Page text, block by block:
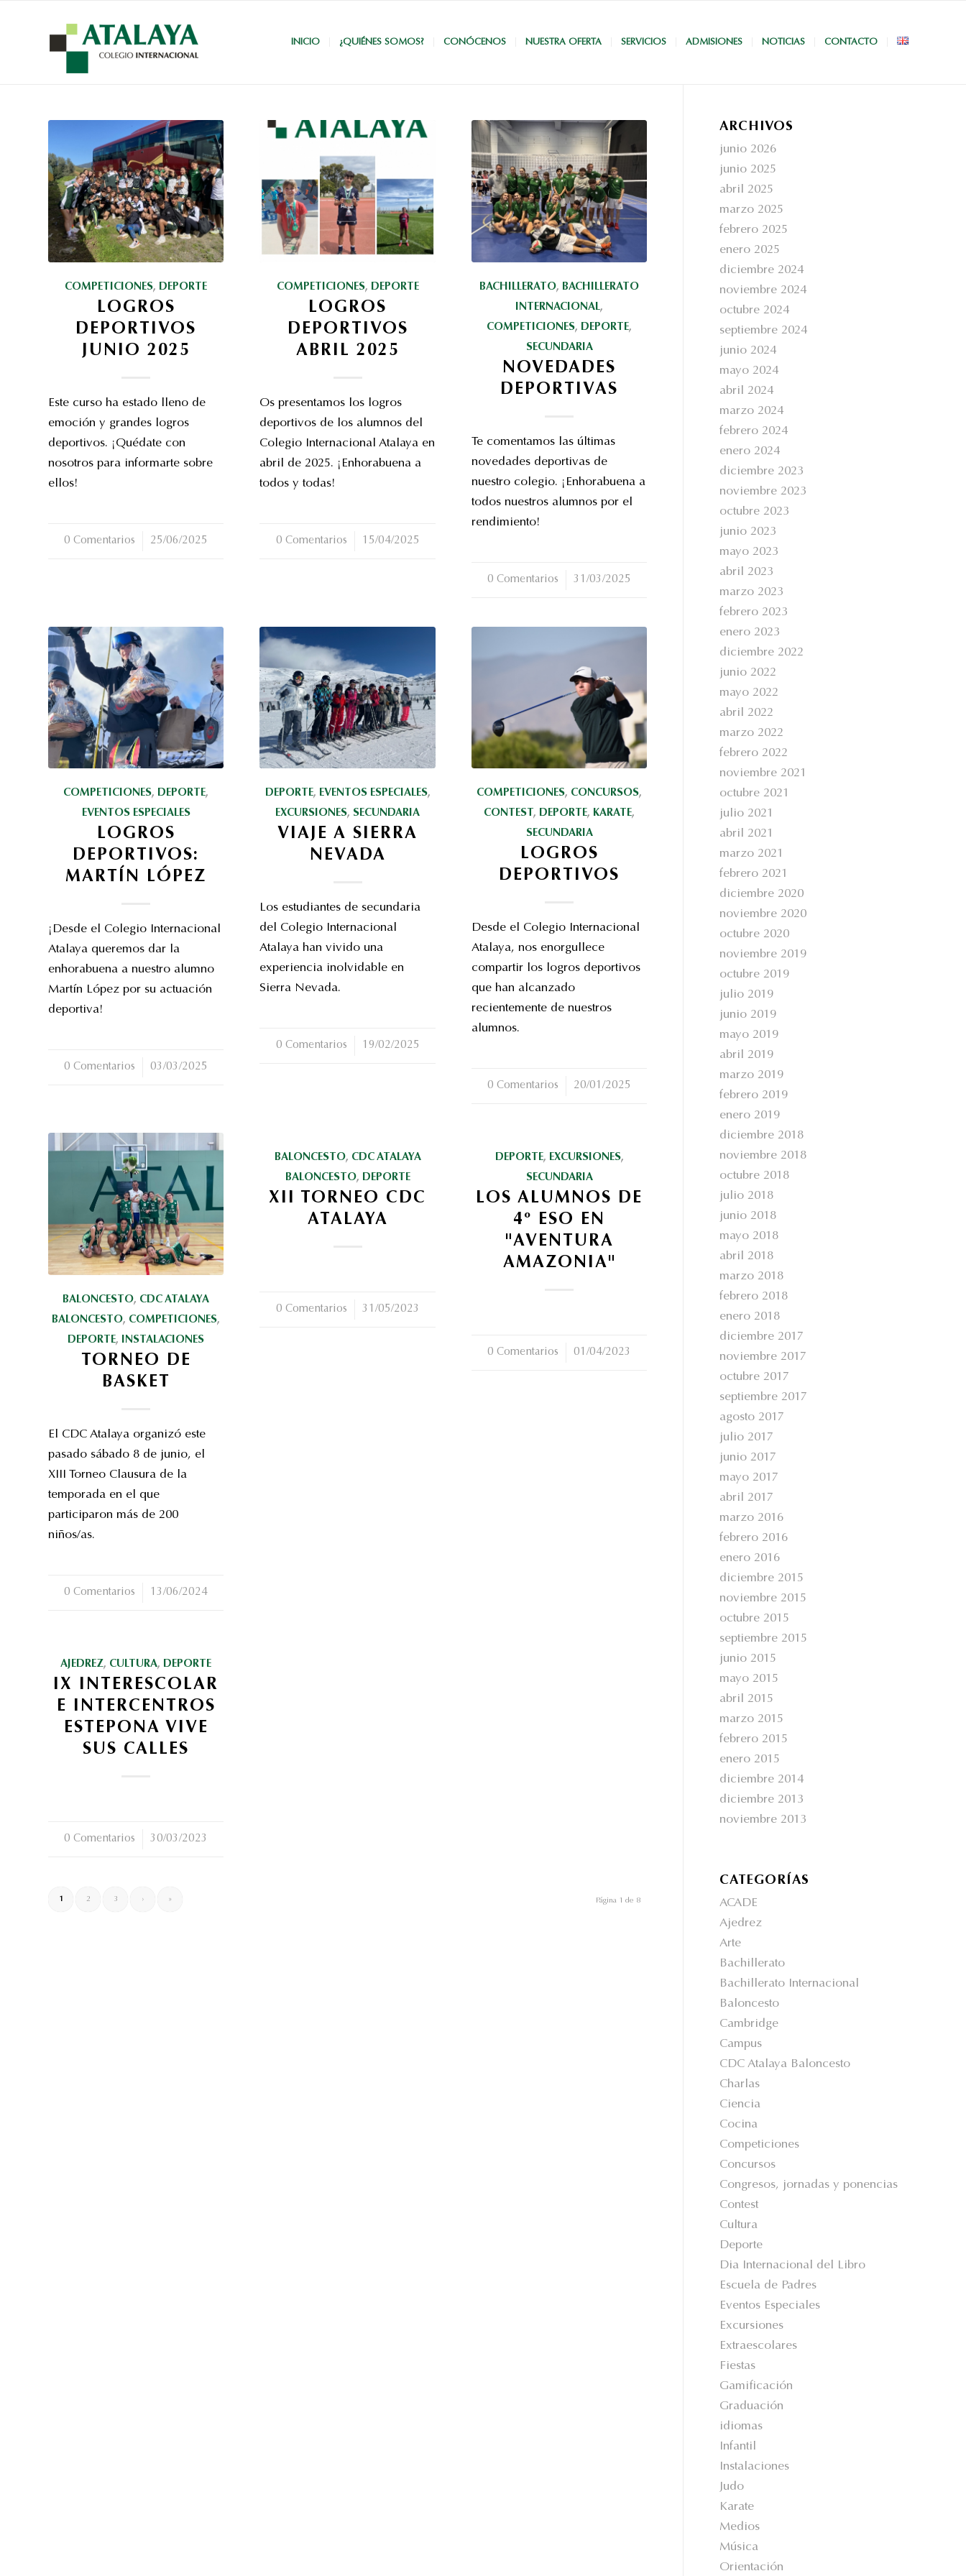
INICIO ¿QUIÉNES SOMOS? CONÓCENOS NUESTRA OFERTA SERVICIOS ADMISIONES NOTICIAS CONTACTO
COMPETICIONES, DEPORTE
LOGROS
DEPORTIVOS
JUNIO 2025
Este curso ha estado lleno de
emoción y grandes logros
deportivos. ¡Quédate con
nosotros para informarte sobre
ellos!
0 Comentarios
/ 25/06/2025
COMPETICIONES, DEPORTE
LOGROS
DEPORTIVOS
ABRIL 2025
Os presentamos los logros
deportivos de los alumnos del
Colegio Internacional Atalaya en
abril de 2025. ¡Enhorabuena a
todos y todas!
0 Comentarios
/ 15/04/2025
BACHILLERATO, BACHILLERATO
INTERNACIONAL,
COMPETICIONES, DEPORTE,
SECUNDARIA
NOVEDADES
DEPORTIVAS
Te comentamos las últimas
novedades deportivas de
nuestro colegio. ¡Enhorabuena a
todos nuestros alumnos por el
rendimiento!
0 Comentarios
/ 31/03/2025
COMPETICIONES, DEPORTE,
EVENTOS ESPECIALES
LOGROS
DEPORTIVOS:
MARTÍN LÓPEZ
¡Desde el Colegio Internacional
Atalaya queremos dar la
enhorabuena a nuestro alumno
Martín López por su actuación
deportiva!
0 Comentarios
/ 03/03/2025
DEPORTE, EVENTOS ESPECIALES,
EXCURSIONES, SECUNDARIA
VIAJE A SIERRA
NEVADA
Los estudiantes de secundaria
del Colegio Internacional
Atalaya han vivido una
experiencia inolvidable en
Sierra Nevada.
0 Comentarios
/ 19/02/2025
COMPETICIONES, CONCURSOS,
CONTEST, DEPORTE, KARATE,
SECUNDARIA
LOGROS
DEPORTIVOS
Desde el Colegio Internacional
Atalaya, nos enorgullece
compartir los logros deportivos
que han alcanzado
recientemente de nuestros
alumnos.
0 Comentarios
/ 20/01/2025
BALONCESTO, CDC ATALAYA
BALONCESTO, COMPETICIONES,
DEPORTE, INSTALACIONES
TORNEO DE
BASKET
El CDC Atalaya organizó este
pasado sábado 8 de junio, el
XIII Torneo Clausura de la
temporada en el que
participaron más de 200
niños/as.
0 Comentarios
/ 13/06/2024
BALONCESTO, CDC ATALAYA
BALONCESTO, DEPORTE
XII TORNEO CDC
ATALAYA
0 Comentarios
/ 31/05/2023
DEPORTE, EXCURSIONES,
SECUNDARIA
LOS ALUMNOS DE
4º ESO EN
"AVENTURA
AMAZONIA"
0 Comentarios
/ 01/04/2023
AJEDREZ, CULTURA, DEPORTE
IX INTERESCOLAR
E INTERCENTROS
ESTEPONA VIVE
SUS CALLES
0 Comentarios
/ 30/03/2023
Página 1 de 8
1 2 3 › »
ARCHIVOS
junio 2026
junio 2025
abril 2025
marzo 2025
febrero 2025
enero 2025
diciembre 2024
noviembre 2024
octubre 2024
septiembre 2024
junio 2024
mayo 2024
abril 2024
marzo 2024
febrero 2024
enero 2024
diciembre 2023
noviembre 2023
octubre 2023
junio 2023
mayo 2023
abril 2023
marzo 2023
febrero 2023
enero 2023
diciembre 2022
junio 2022
mayo 2022
abril 2022
marzo 2022
febrero 2022
noviembre 2021
octubre 2021
julio 2021
abril 2021
marzo 2021
febrero 2021
diciembre 2020
noviembre 2020
octubre 2020
noviembre 2019
octubre 2019
julio 2019
junio 2019
mayo 2019
abril 2019
marzo 2019
febrero 2019
enero 2019
diciembre 2018
noviembre 2018
octubre 2018
julio 2018
junio 2018
mayo 2018
abril 2018
marzo 2018
febrero 2018
enero 2018
diciembre 2017
noviembre 2017
octubre 2017
septiembre 2017
agosto 2017
julio 2017
junio 2017
mayo 2017
abril 2017
marzo 2016
febrero 2016
enero 2016
diciembre 2015
noviembre 2015
octubre 2015
septiembre 2015
junio 2015
mayo 2015
abril 2015
marzo 2015
febrero 2015
enero 2015
diciembre 2014
diciembre 2013
noviembre 2013
CATEGORÍAS
ACADE
Ajedrez
Arte
Bachillerato
Bachillerato Internacional
Baloncesto
Cambridge
Campus
CDC Atalaya Baloncesto
Charlas
Ciencia
Cocina
Competiciones
Concursos
Congresos, jornadas y ponencias
Contest
Cultura
Deporte
Dia Internacional del Libro
Escuela de Padres
Eventos Especiales
Excursiones
Extraescolares
Fiestas
Gamificación
Graduación
idiomas
Infantil
Instalaciones
Judo
Karate
Medios
Música
Orientación